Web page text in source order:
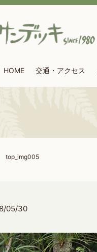
HOME 交通・アクセス
top_img005
05/30